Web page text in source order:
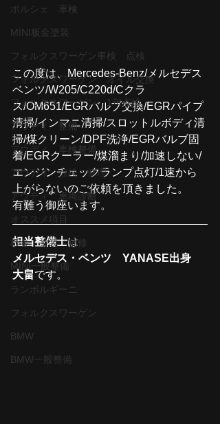
ポルシェ 車検
MINI板金塗装
フォルクスワーゲン車検 点検
フォルクスワーゲン オイル交換
フォルクスワーゲン 1年点検
アウディ 整備
アウディ 車検整備
アウディ 点検・修理
アウディ 車両診断
オススメ項目
板金・塗装・補修
MINI一般整備
ランボルギーニ
フォルクスワーゲン
BMW
BMW一般整備
この度は、Mercedes-Benz/メルセデス
ベンツ/W205/C220d/Cクラ
ス/OM651/EGRバルブ交換/EGRパイプ
清掃/インマニ清掃/スロットルボディ清
掃/煤クリーン/DPF洗浄/EGRバルブ固
着/EGRクーラー/煤溜まり/加速しない/
エンジンチェックランプ点灯/1速から
上がらないのご依頼を頂きました。
有難う御座います。
担当整備士は
メルセデス・ベンツ　YANASE出身
大畠です。